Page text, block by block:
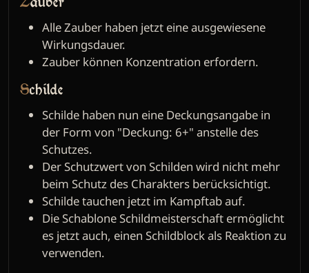
Zauber
Alle Zauber haben jetzt eine ausgewiesene
Wirkungsdauer.
Zauber können Konzentration erfordern.
Schilde
Schilde haben nun eine Deckungsangabe in
der Form von "Deckung: 6+" anstelle des
Schutzes.
Der Schutzwert von Schilden wird nicht mehr
beim Schutz des Charakters berücksichtigt.
Schilde tauchen jetzt im Kampftab auf.
Die Schablone Schildmeisterschaft ermöglicht
es jetzt auch, einen Schildblock als Reaktion zu
verwenden.